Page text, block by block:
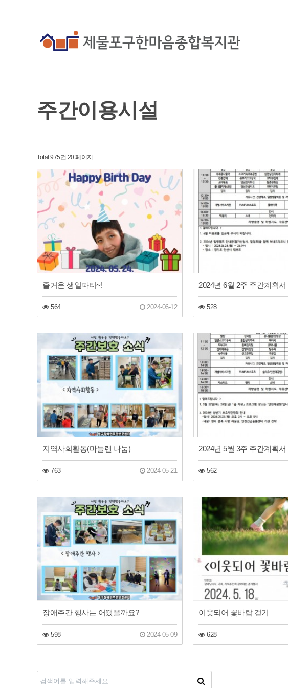
주간이용시설
Total 975건 20 페이지
즐거운 생일파티~!
564 2024-06-12
2024년 6월 2주 주간계획서
528
지역사회활동(마들렌 나눔)
763 2024-05-21
2024년 5월 3주 주간계획서
562
장애주간 행사는 어땠을까요?
598 2024-05-09
이웃되어 꽃바람 걷기
628